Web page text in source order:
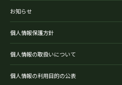
お知らせ
個人情報保護方針
個人情報の取扱いについて
個人情報の利用目的の公表